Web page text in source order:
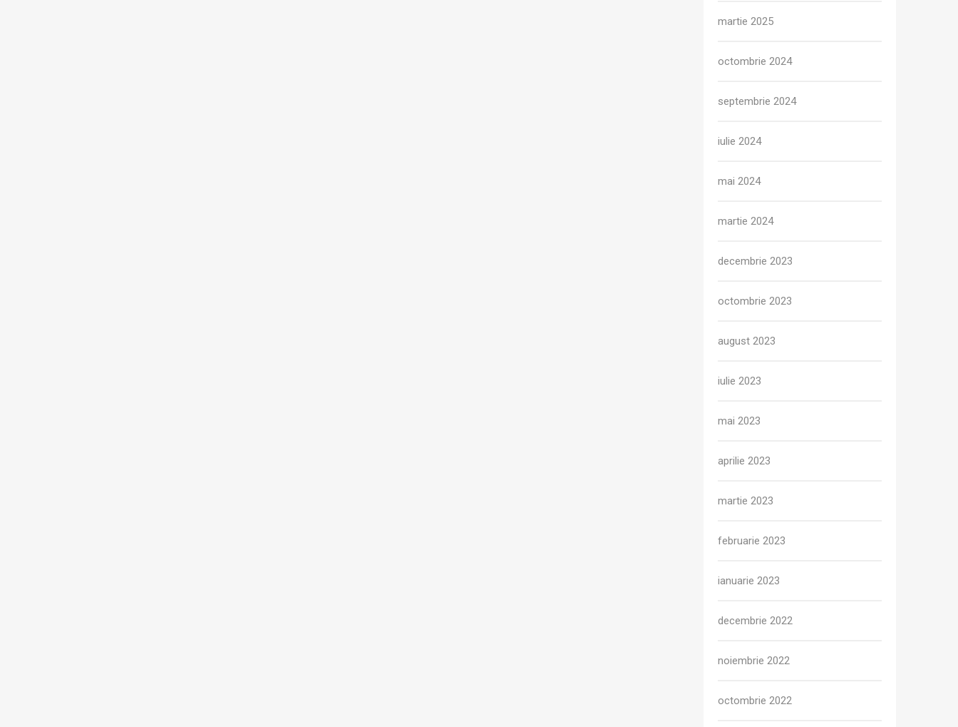
martie 2025
octombrie 2024
septembrie 2024
iulie 2024
mai 2024
martie 2024
decembrie 2023
octombrie 2023
august 2023
iulie 2023
mai 2023
aprilie 2023
martie 2023
februarie 2023
ianuarie 2023
decembrie 2022
noiembrie 2022
octombrie 2022